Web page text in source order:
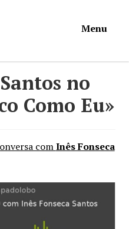
Menu
no
Como Eu»
comInês Fonseca